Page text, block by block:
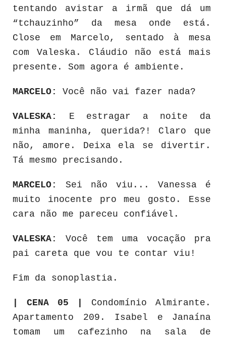
tentando avistar a irmã que dá um
“tchauzinho” da mesa onde está.
Close em Marcelo, sentado à mesa
com Valeska. Cláudio não está mais
presente. Som agora é ambiente.
MARCELO: Você não vai fazer nada?
VALESKA: E estragar a noite da
minha maninha, querida?! Claro que
não, amore. Deixa ela se divertir.
Tá mesmo precisando.
MARCELO: Sei não viu... Vanessa é
muito inocente pro meu gosto. Esse
cara não me pareceu confiável.
VALESKA: Você tem uma vocação pra
pai careta que vou te contar viu!
Fim da sonoplastia.
| CENA 05 | Condomínio Almirante.
Apartamento 209. Isabel e Janaína
tomam um cafezinho na sala de